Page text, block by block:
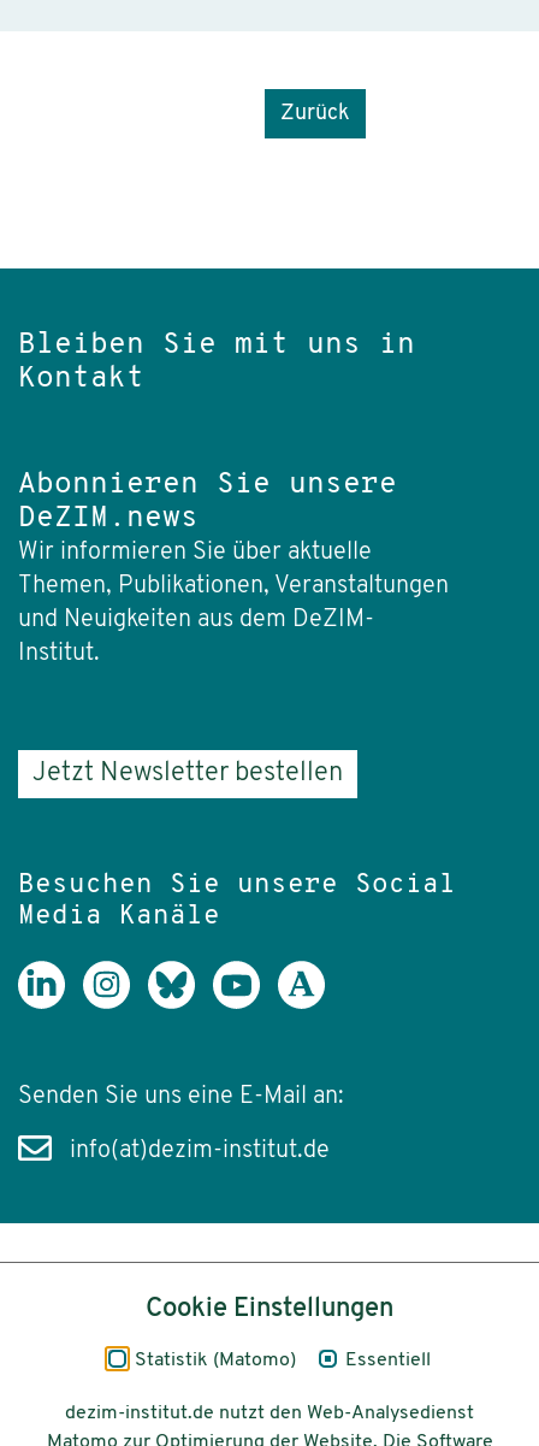
Zurück
Bleiben Sie mit uns in
Kontakt
Abonnieren Sie unsere
DeZIM.news
Wir informieren Sie über aktuelle
Themen, Publikationen, Veranstaltungen
und Neuigkeiten aus dem DeZIM-
Institut.
Jetzt Newsletter bestellen
Besuchen Sie unsere Social
Media Kanäle
Senden Sie uns eine E-Mail an:
info(at)dezim-institut.de
Impressum
Datenschutz
Cookie Einstellungen
Statistik (Matomo) Essentiell
dezim-institut.de nutzt den Web-Analysedienst